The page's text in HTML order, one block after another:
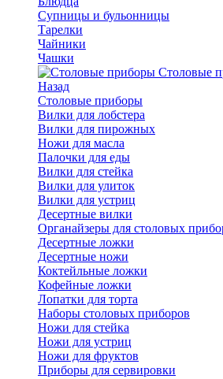
Супницы и бульонницы
Тарелки
Чайники
Чашки
Cтоловые
Назад
Cтоловые приборы
Вилки для лобстера
Вилки для пирожных
Ножи для масла
Палочки для еды
Вилки для стейка
Вилки для улиток
Вилки для устриц
Десертные вилки
Органайзеры для столовых
Десертные ложки
Десертные ножи
Коктейльные ложки
Кофейные ложки
Лопатки для торта
Наборы столовых приборов
Ножи для стейка
Ножи для устриц
Ножи для фруктов
Приборы для сервировки